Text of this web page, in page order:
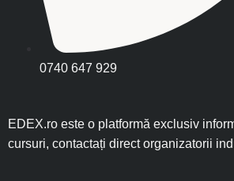
0740 647 929
EDEX.ro este o platformă exclusiv
cursuri, contactați direct organizatorii